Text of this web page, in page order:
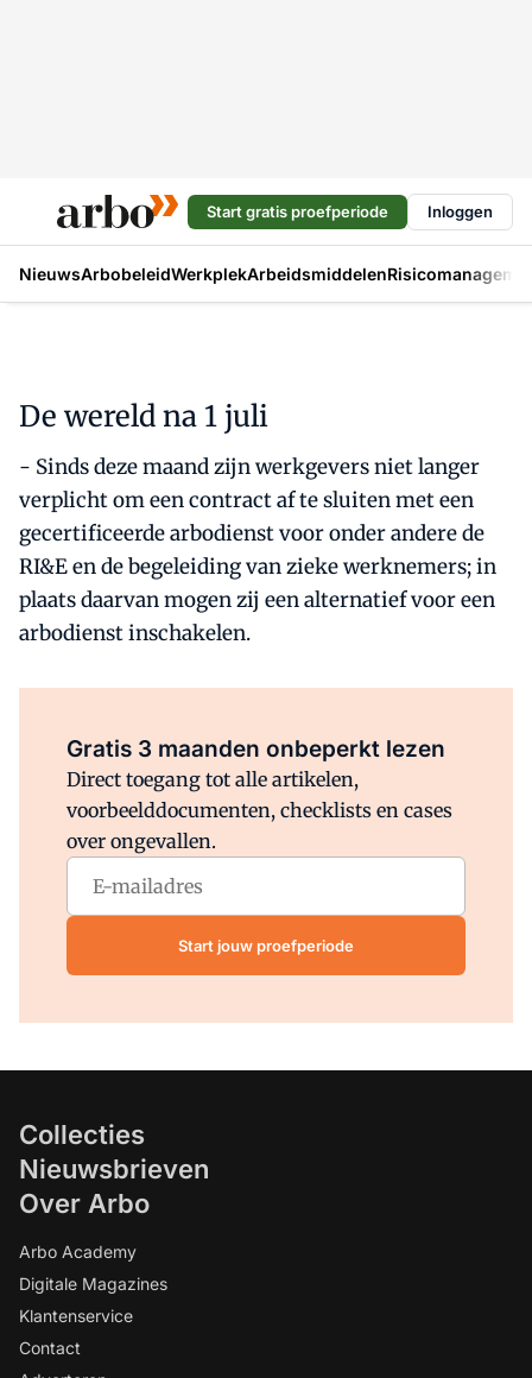
Start gratis proefperiode Inloggen
NieuwsArbobeleidWerkplekArbeidsmiddelen
De wereld na 1 juli
- Sinds deze maand zijn werkgevers niet langer
verplicht om een contract af te sluiten met een
gecertificeerde arbodienst voor onder andere de
RI&E en de begeleiding van zieke werknemers; in
plaats daarvan mogen zij een alternatief voor een
arbodienst inschakelen.
Gratis 3 maanden onbeperkt lezen
Direct toegang tot alle artikelen,
voorbeelddocumenten, checklists en cases
over ongevallen.
Start jouw proefperiode
Collecties
Nieuwsbrieven
Over Arbo
Arbo Academy
Digitale Magazines
Klantenservice
Contact